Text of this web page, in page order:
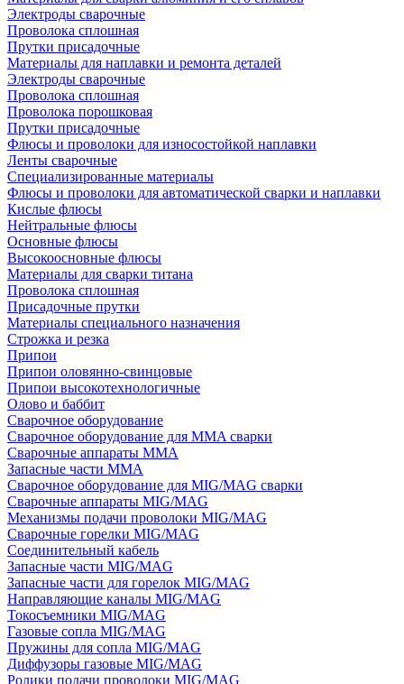
Электроды сварочные
Проволока сплошная
Прутки присадочные
Материалы для наплавки и ремонта деталей
Электроды сварочные
Проволока сплошная
Проволока порошковая
Прутки присадочные
Флюсы и проволоки для износостойкой наплавки
Ленты сварочные
Специализированные материалы
Флюсы и проволоки для автоматической сварки и наплавки
Кислые флюсы
Нейтральные флюсы
Основные флюсы
Высокоосновные флюсы
Материалы для сварки титана
Проволока сплошная
Присадочные прутки
Материалы специального назначения
Строжка и резка
Припои
Припои оловянно-свинцовые
Припои высокотехнологичные
Олово и баббит
Сварочное оборудование
Сварочное оборудование для MMA сварки
Сварочные аппараты MMA
Запасные части MMA
Сварочное оборудование для MIG/MAG сварки
Сварочные аппараты MIG/MAG
Механизмы подачи проволоки MIG/MAG
Сварочные горелки MIG/MAG
Соединительный кабель
Запасные части MIG/MAG
Запасные части для горелок MIG/MAG
Направляющие каналы MIG/MAG
Токосъемники MIG/MAG
Газовые сопла MIG/MAG
Пружины для сопла MIG/MAG
Диффузоры газовые MIG/MAG
Ролики подачи проволоки MIG/MAG